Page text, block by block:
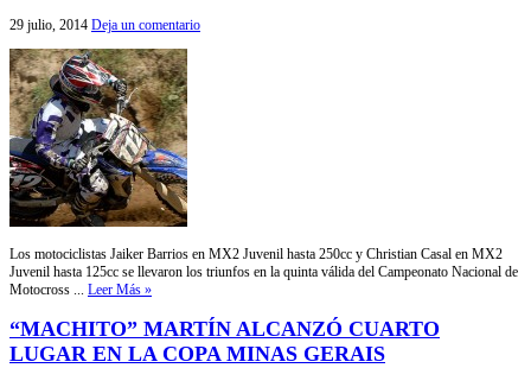
29 julio, 2014 Deja un comentario
Los motociclistas Jaiker Barrios en MX2 Juvenil hasta 250cc y Christian Casal en MX2
Juvenil hasta 125cc se llevaron los triunfos en la quinta válida del Campeonato Nacional de
Motocross ... Leer Más »
“MACHITO” MARTÍN ALCANZÓ CUARTO
LUGAR EN LA COPA MINAS GERAIS